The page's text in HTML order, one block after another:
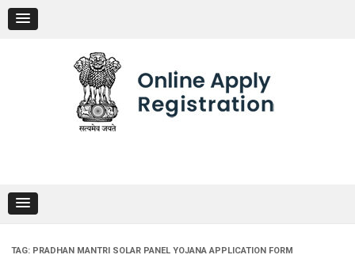
content
TAG: PRADHAN MANTRI SOLAR PANEL YOJANA APPLICATION FORM